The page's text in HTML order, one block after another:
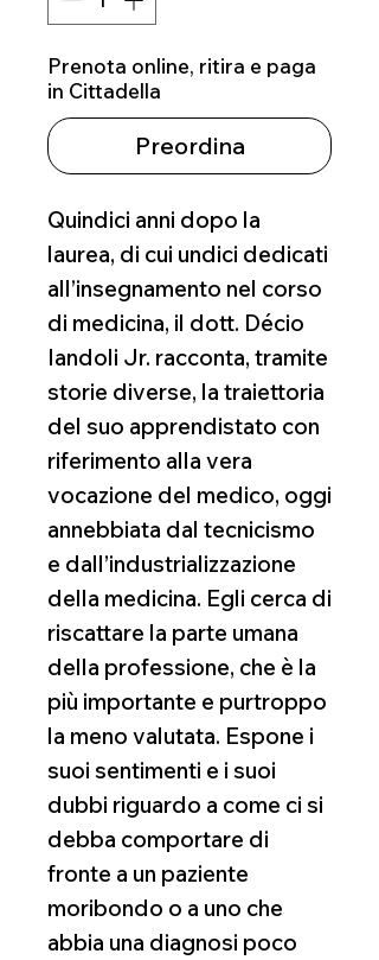
Prenota online, ritira e paga
in Cittadella
Preordina
Quindici anni dopo la
laurea, di cui undici dedicati
all’insegnamento nel corso
di medicina, il dott. Décio
Iandoli Jr. racconta, tramite
storie diverse, la traiettoria
del suo apprendistato con
riferimento alla vera
vocazione del medico, oggi
annebbiata dal tecnicismo
e dall’industrializzazione
della medicina. Egli cerca di
riscattare la parte umana
della professione, che è la
più importante e purtroppo
la meno valutata. Espone i
suoi sentimenti e i suoi
dubbi riguardo a come ci si
debba comportare di
fronte a un paziente
moribondo o a uno che
abbia una diagnosi poco